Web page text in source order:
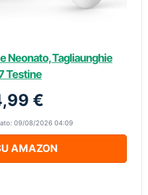
Neonato, Tagliaunghie
Testine
€
09/08/2026 04:09
AMAZON